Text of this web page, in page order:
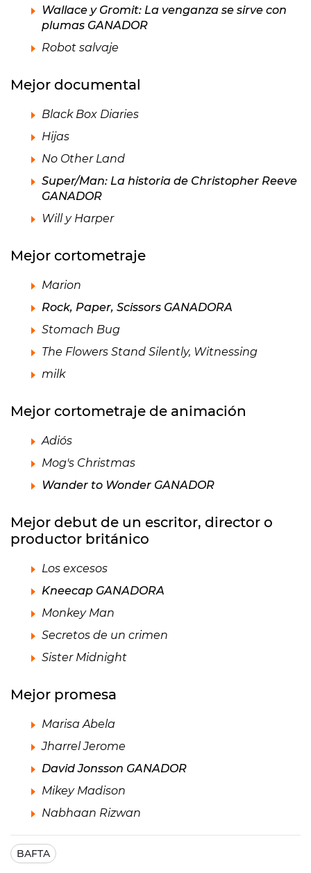
Wallace y Gromit: La venganza se sirve con
plumas GANADOR
Robot salvaje
Mejor documental
Black Box Diaries
Hijas
No Other Land
Super/Man: La historia de Christopher Reeve
GANADOR
Will y Harper
Mejor cortometraje
Marion
Rock, Paper, Scissors GANADORA
Stomach Bug
The Flowers Stand Silently, Witnessing
milk
Mejor cortometraje de animación
Adiós
Mog's Christmas
Wander to Wonder GANADOR
Mejor debut de un escritor, director o
productor británico
Los excesos
Kneecap GANADORA
Monkey Man
Secretos de un crimen
Sister Midnight
Mejor promesa
Marisa Abela
Jharrel Jerome
David Jonsson GANADOR
Mikey Madison
Nabhaan Rizwan
BAFTA